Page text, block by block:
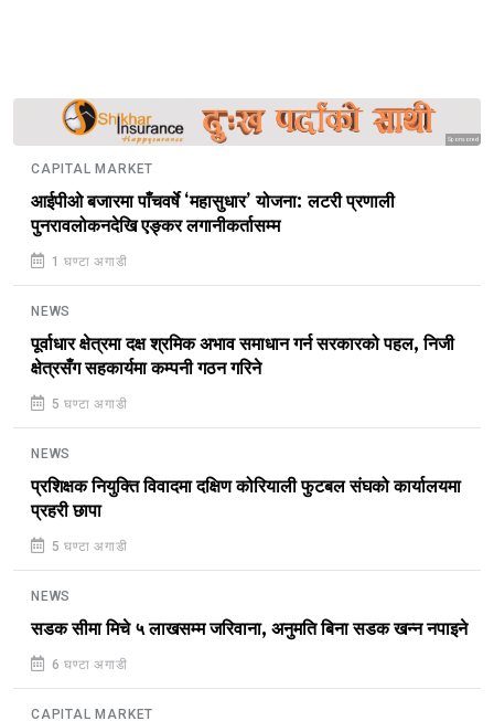
Sponsored
CAPITAL MARKET
आईपीओ बजारमा पाँचवर्षे ‘महासुधार’ योजना: लटरी प्रणाली
पुनरावलोकनदेखि एङ्कर लगानीकर्तासम्म
1 घण्टा अगाडी
NEWS
पूर्वाधार क्षेत्रमा दक्ष श्रमिक अभाव समाधान गर्न सरकारको पहल, निजी
क्षेत्रसँग सहकार्यमा कम्पनी गठन गरिने
5 घण्टा अगाडी
NEWS
प्रशिक्षक नियुक्ति विवादमा दक्षिण कोरियाली फुटबल संघको कार्यालयमा
प्रहरी छापा
5 घण्टा अगाडी
NEWS
सडक सीमा मिचे ५ लाखसम्म जरिवाना, अनुमति बिना सडक खन्न नपाइने
6 घण्टा अगाडी
CAPITAL MARKET